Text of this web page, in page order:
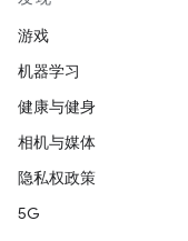
游戏
机器学习
健康与健身
相机与媒体
隐私权政策
5G